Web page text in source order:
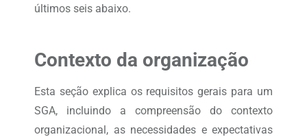
últimos seis abaixo.
Contexto da organização
Esta seção explica os requisitos gerais para um
SGA, incluindo a compreensão do contexto
organizacional, as necessidades e expectativas